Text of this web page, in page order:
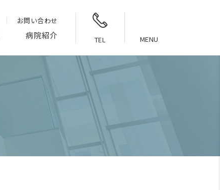
お問い合わせ
病院紹介 TEL MENU